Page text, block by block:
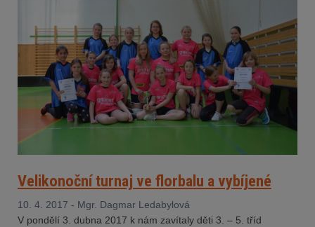
Velikonoční turnaj ve florbalu a vybíjené
10. 4. 2017 - Mgr. Dagmar Ledabylová
V pondělí 3. dubna 2017 k nám zavítaly děti 3. – 5. tříd